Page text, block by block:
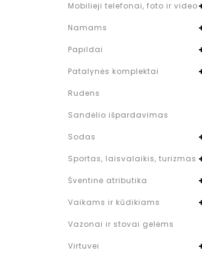
Mobilieji telefonai, foto ir video
Namams
Papildai
Patalynės komplektai
Rudens
Sandėlio išpardavimas
Sodas
Sportas, laisvalaikis, turizmas
Šventinė atributika
Vaikams ir kūdikiams
Vazonai ir stovai gelėms
Virtuvei